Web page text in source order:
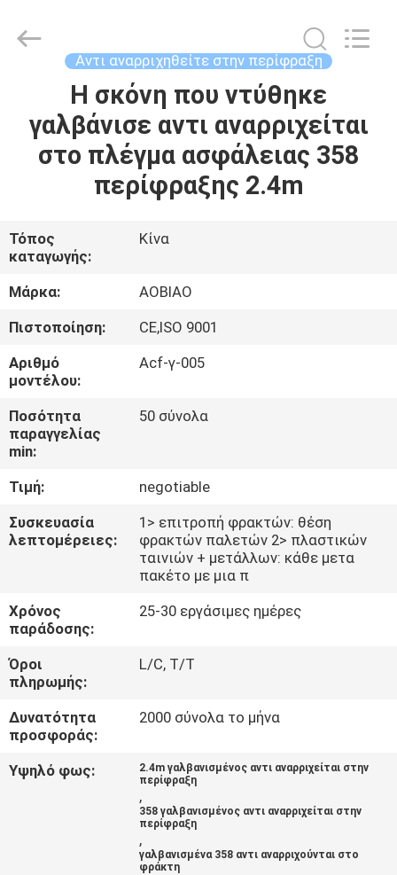
ΠΡΟΪΌΝΤΑ
ΕΜΕΊΣ
ΓΎΡΟΣ
ΕΡΓΟΣΤΑΣΊΩΝ
ΠΟΙΟΤΙΚΌΣ
ΈΛΕΓΧΟΣ
ΕΛΆΤΕ
ΣΕ
ΕΠΑΦΉ
ΖΗΤΉΣΤΕ
ΈΝΑ
ΑΠΌΣΠΑΣΜΑ
ΕΙΔΉΣΕΙΣ
πλάτους
securityfence.com.
Αντι αναρριχηθείτε στην περίφραξη
Η σκόνη που ντύθηκε
γαλβάνισε αντι αναρριχείται
στο πλέγμα ασφάλειας 358
περίφραξης 2.4m
Τόπος
καταγωγής:
Κίνα
Μάρκα:
AOBIAO
Πιστοποίηση:
CE,ISO 9001
Αριθμό
μοντέλου:
Acf-γ-005
Ποσότητα
παραγγελίας
min:
50 σύνολα
Τιμή:
negotiable
Συσκευασία
λεπτομέρειες:
1> επιτροπή φρακτών: θέση
φρακτών παλετών 2> πλαστικών
ταινιών + μετάλλων: κάθε μετα
πακέτο με μια π
Χρόνος
παράδοσης:
25-30 εργάσιμες ημέρες
Όροι
πληρωμής:
L/C, T/T
Δυνατότητα
προσφοράς:
2000 σύνολα το μήνα
Υψηλό φως:
2.4m γαλβανισμένος αντι αναρριχείται στην
περίφραξη
,
358 γαλβανισμένος αντι αναρριχείται στην
περίφραξη
,
γαλβανισμένα 358 αντι αναρριχούνται στο
φράκτη